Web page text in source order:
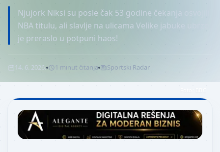
Njujork Niksi su posle čak 53 godine čekanja osvojili
NBA titulu, ali slavlje na ulicama Velike jabuke ubrzo
je preraslo u potpuni haos!
14. 6. 2026. 1 minut čitanja Sportski Radar